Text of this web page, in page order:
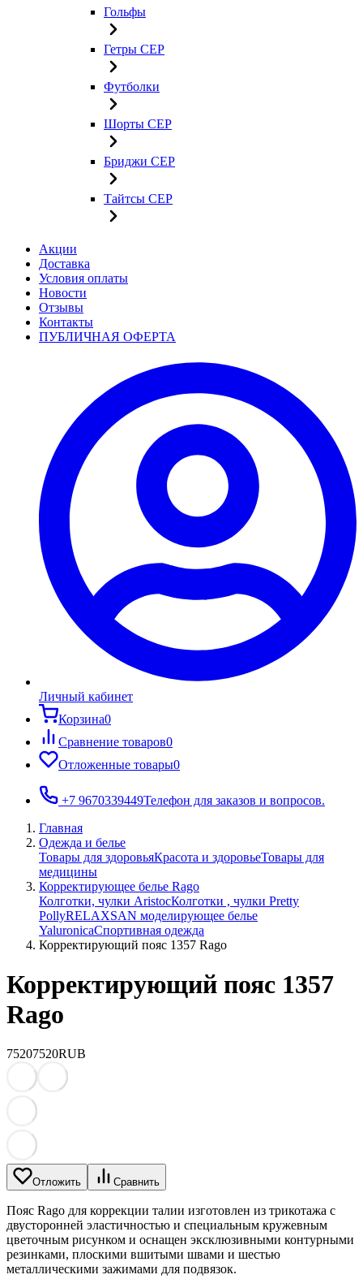
Гольфы
Гетры CEP
Футболки
Шорты CEP
Бриджи CEP
Тайтсы CEP
Акции
Доставка
Условия оплаты
Новости
Отзывы
Контакты
ПУБЛИЧНАЯ ОФЕРТА
Личный кабинет
Корзина0
Сравнение товаров0
Отложенные товары0
+7 9670339449Телефон для заказов и вопросов.
Главная
Одежда и белье
Товары для здоровьяКрасота и здоровьеТовары для
медицины
Корректирующее белье Rago
Колготки, чулки AristocКолготки , чулки Pretty
PollyRELAXSAN моделирующее белье
YaluroniсaСпортивная одежда
Корректирующий пояс 1357 Rago
Корректирующий пояс 1357
Rago
75207520RUB
Отложить Сравнить
Пояс Rago для коррекции талии изготовлен из трикотажа с
двусторонней эластичностью и специальным кружевным
цветочным рисунком и оснащен эксклюзивными контурными
резинками, плоскими вшитыми швами и шестью
металлическими зажимами для подвязок.